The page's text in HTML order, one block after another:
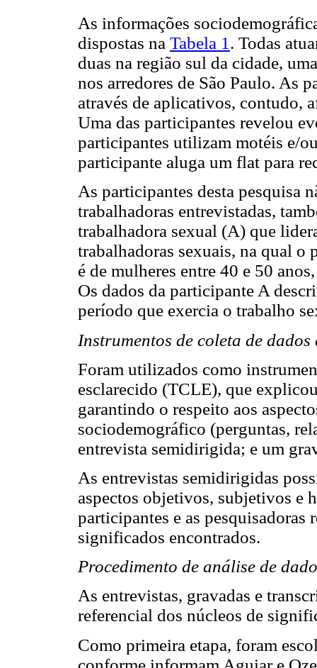
As informações
dispostas na Tabela 1 . Todas
duas na região sul da cidade,
nos arredores de São Paulo. As
através de aplicativos, contudo,
Uma das participantes revelou
participantes utilizam motéis e/
participante aluga um flat para
As participantes desta pesquisa
trabalhadoras entrevistadas,
trabalhadora sexual (A) que
trabalhadoras sexuais, na qual o
é de mulheres entre 40 e 50
Os dados da participante A
período que exercia o trabalho
Instrumentos de coleta de
Foram utilizados como
esclarecido (TCLE), que
garantindo o respeito aos
sociodemográfico (perguntas,
entrevista semidirigida; e um
As entrevistas semidirigidas
aspectos objetivos, subjetivos e
participantes e as pesquisadoras
significados encontrados.
Procedimento de análise de
As entrevistas, gravadas e
referencial dos núcleos de
Como primeira etapa, foram